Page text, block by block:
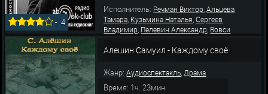
-4
Исполнитель: Речман Виктор,Альцева
Тамара, Кузьмина Наталья,Сергеев
Владимир, Пелевин Александр, Вовси
Шешко Александр ,Ульянов Б.
Алешин Самуил - Каждому своё
Жанр:Аудиоспектакль,Драма
Время: 1ч. 23мин.